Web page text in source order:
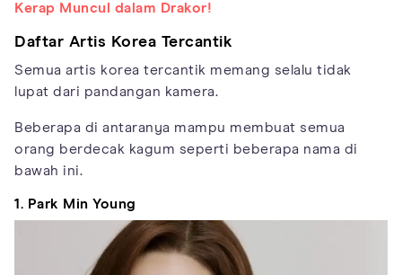
Kerap Muncul dalam Drakor!
Daftar Artis Korea Tercantik
Semua artis korea tercantik memang selalu tidak
lupat dari pandangan kamera.
Beberapa di antaranya mampu membuat semua
orang berdecak kagum seperti beberapa nama di
bawah ini.
1. Park Min Young